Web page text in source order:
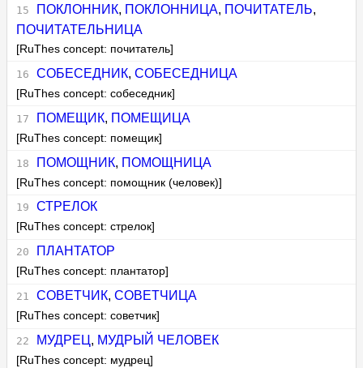
ПОКЛОННИК, ПОКЛОННИЦА, ПОЧИТАТЕЛЬ,
ПОЧИТАТЕЛЬНИЦА
[RuThes concept: почитатель]
СОБЕСЕДНИК, СОБЕСЕДНИЦА
[RuThes concept: собеседник]
ПОМЕЩИК, ПОМЕЩИЦА
[RuThes concept: помещик]
ПОМОЩНИК, ПОМОЩНИЦА
[RuThes concept: помощник (человек)]
СТРЕЛОК
[RuThes concept: стрелок]
ПЛАНТАТОР
[RuThes concept: плантатор]
СОВЕТЧИК, СОВЕТЧИЦА
[RuThes concept: советчик]
МУДРЕЦ, МУДРЫЙ ЧЕЛОВЕК
[RuThes concept: мудрец]